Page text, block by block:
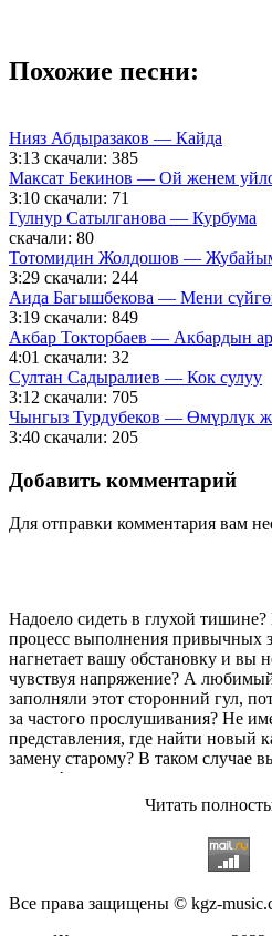
Похожие песни:
Нияз Абдыразаков — Кайда
3:13 скачали: 385
Максат Бекинов — Ой женем
3:10 скачали: 71
Гулнур Сатылганова — Курбума
скачали: 80
Тотомидин Жолдошов —
3:29 скачали: 244
Аида Багышбекова — Мени
3:19 скачали: 849
Акбар Токторбаев — Акбардын
4:01 скачали: 32
Султан Садыралиев — Кок сулуу
3:12 скачали: 705
Чынгыз Турдубеков — Өмүрлүк
3:40 скачали: 205
Добавить комментарий
Для отправки комментария вам
Надоело сидеть в глухой тишине?
процесс выполнения
нагнетает вашу обстановку и вы
чувствуя напряжение? А
заполняли этот сторонний гул,
за частого прослушивания? Не
представления, где найти новый
замену старому? В таком случае
адресу!
Музыкальный портал KGZ Music
приветствует своих старых и
для вас мы заготовили чудесную
песен всех времён во всех
количество старых и новых
популярные композиции
Читать
Все права защищены © kgz-